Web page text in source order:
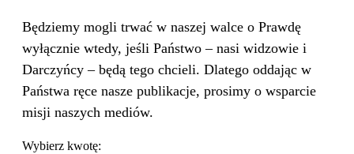
Będziemy mogli trwać w naszej walce o Prawdę
wyłącznie wtedy, jeśli Państwo – nasi widzowie i
Darczyńcy – będą tego chcieli. Dlatego oddając w
Państwa ręce nasze publikacje, prosimy o wsparcie
misji naszych mediów.
Wybierz kwotę: